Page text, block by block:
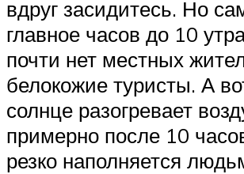
вдруг засидитесь. Но
главное часов до 10
почти нет местных
белокожие туристы. А
солнце разогревает
примерно после 10
резко наполняется